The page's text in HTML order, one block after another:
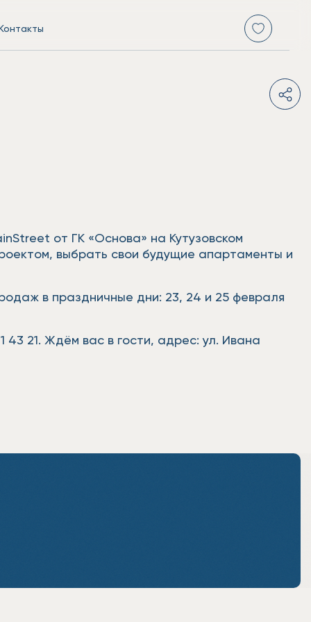
от ГК «Основа» на Кутузовском
выбрать свои будущие апартаменты и
в праздничные дни: 23, 24 и 25 февраля
43 21. Ждём вас в гости, адрес: ул. Ивана